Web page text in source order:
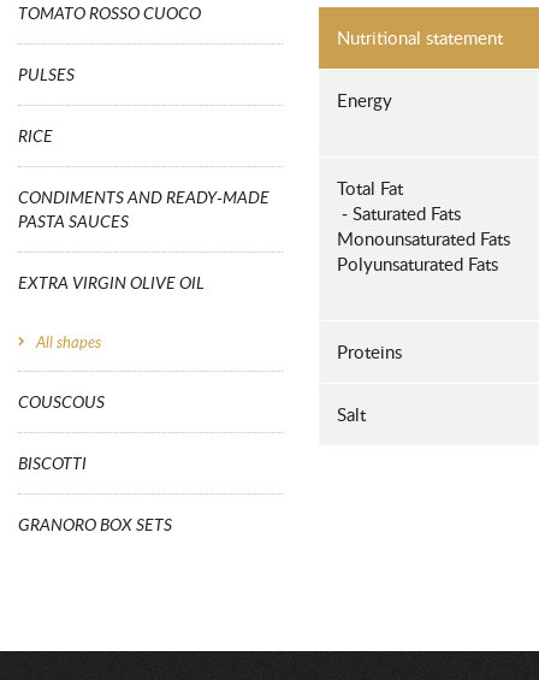
TOMATO ROSSO CUOCO
PULSES
RICE
CONDIMENTS AND READY-MADE
PASTA SAUCES
EXTRA VIRGIN OLIVE OIL
All shapes
COUSCOUS
BISCOTTI
GRANORO BOX SETS
Nutritional statement
Energy
Total Fat
- Saturated Fats
Monounsaturated Fats
Polyunsaturated Fats
Proteins
Salt